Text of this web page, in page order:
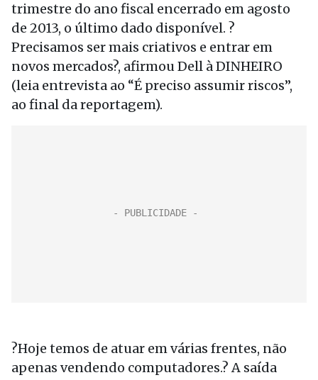
trimestre do ano fiscal encerrado em agosto
de 2013, o último dado disponível. ?
Precisamos ser mais criativos e entrar em
novos mercados?, afirmou Dell à DINHEIRO
(leia entrevista ao “É preciso assumir riscos”,
ao final da reportagem).
?Hoje temos de atuar em várias frentes, não
apenas vendendo computadores.? A saída